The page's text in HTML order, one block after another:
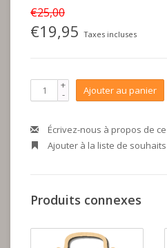
€25,00
€19,95 Taxes incluses
+
- Ajouter au panier
Écrivez-nous à propos de
Ajouter à la liste de souhaits
Produits connexes